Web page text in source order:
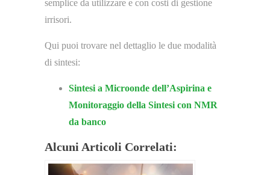
semplice da utilizzare e con costi di gestione
irrisori.
Qui puoi trovare nel dettaglio le due modalità
di sintesi:
Sintesi a Microonde dell’Aspirina e
Monitoraggio della Sintesi con NMR
da banco
Alcuni Articoli Correlati: